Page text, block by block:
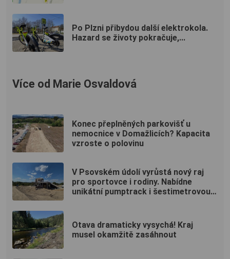
Po Plzni přibydou další elektrokola.
Hazard se životy pokračuje,...
Více od Marie Osvaldová
Konec přeplněných parkovišť u
nemocnice v Domažlicích? Kapacita
vzroste o polovinu
V Psovském údolí vyrůstá nový raj
pro sportovce i rodiny. Nabídne
unikátní pumptrack i šestimetrovou
Otava dramaticky vysychá! Kraj
musel okamžitě zasáhnout